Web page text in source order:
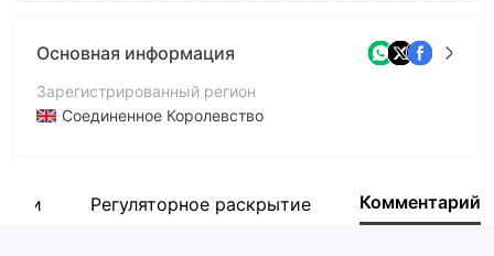
Основная информация
Зарегистрированный регион
Соединенное Королевство
КомпанияРегуляторное раскрытие Комментарий